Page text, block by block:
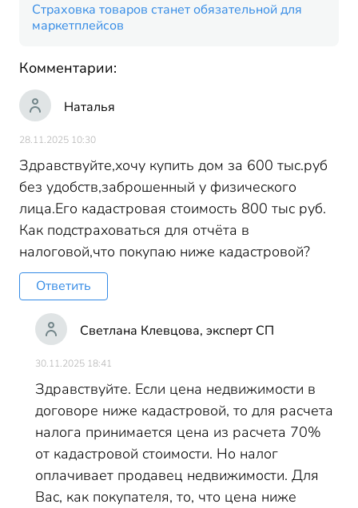
Страховка товаров станет обязательной для
маркетплейсов
Комментарии:
Наталья
28.11.2025 10:30
Здравствуйте,хочу купить дом за 600 тыс.руб
без удобств,заброшенный у физического
лица.Его кадастровая стоимость 800 тыс руб.
Как подстраховаться для отчёта в
налоговой,что покупаю ниже кадастровой?
Ответить
Светлана Клевцова, эксперт СП
30.11.2025 18:41
Здравствуйте. Если цена недвижимости в
договоре ниже кадастровой, то для расчета
налога принимается цена из расчета 70%
от кадастровой стоимости. Но налог
оплачивает продавец недвижимости. Для
Вас, как покупателя, то, что цена ниже